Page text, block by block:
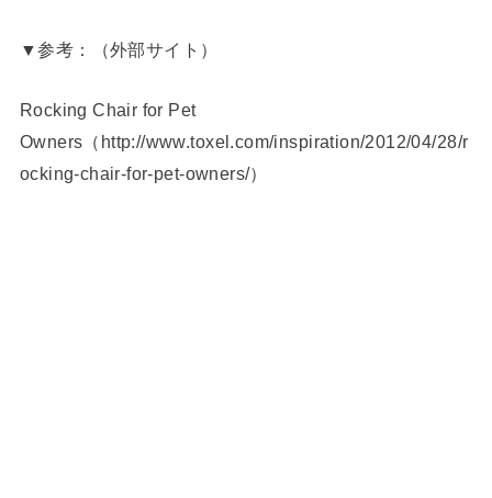
▼参考：（外部サイト）
Rocking Chair for Pet
Owners（http://www.toxel.com/inspiration/2012/04/28/r
ocking-chair-for-pet-owners/）